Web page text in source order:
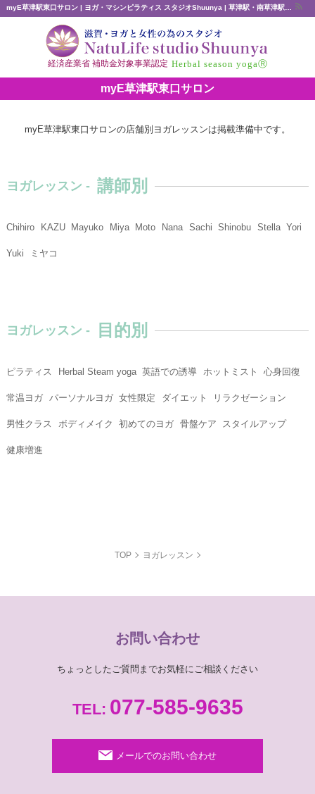
myE草津駅東口サロン | ヨガ・マシンピラティス スタジオShuunya | 草津駅・南草津駅すぐ
経済産業省 補助金対象事業認定 Herbal season yogaⓇ
myE草津駅東口サロン
myE草津駅東口サロンの店舗別ヨガレッスンは掲載準備中です。
ヨガレッスン - 講師別
Chihiro KAZU Mayuko Miya Moto Nana Sachi Shinobu Stella Yori
Yuki ミヤコ
ヨガレッスン - 目的別
ピラティス Herbal Steam yoga 英語での誘導 ホットミスト 心身回復
常温ヨガ パーソナルヨガ 女性限定 ダイエット リラクゼーション
男性クラス ボディメイク 初めてのヨガ 骨盤ケア スタイルアップ
健康増進
TOP ヨガレッスン
お問い合わせ
ちょっとしたご質問までお気軽にご相談ください
TEL: 077-585-9635
メールでのお問い合わせ